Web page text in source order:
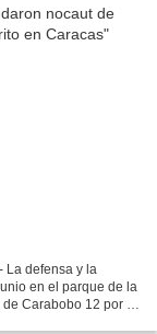
La defensa y la
en el parque de la
Carabobo 12 por 1